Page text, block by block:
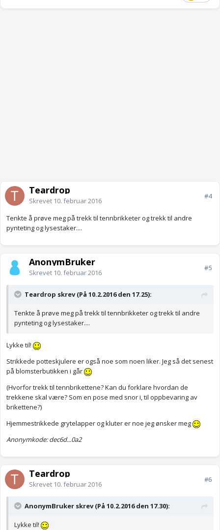
Teardrop
Skrevet 10. februar 2016
#4
Tenkte å prøve meg på trekk til tennbrikketer og trekk til andre
pynteting og lysestaker....
AnonymBruker
Skrevet 10. februar 2016
#5
Teardrop skrev (På 10.2.2016 den 17.25):
Tenkte å prøve meg på trekk til tennbrikketer og trekk til andre
pynteting og lysestaker....
Lykke til!
Strikkede potteskjulere er også noe som noen liker. Jeg så det senest
på blomsterbutikken i går
(Hvorfor trekk til tennbrikettene? Kan du forklare hvordan de
trekkene skal være? Som en pose med snor i, til oppbevaring av
brikettene?)
Hjemmestrikkede grytelapper og kluter er noe jeg ønsker meg
Anonymkode: dec6d...0a2
Teardrop
Skrevet 10. februar 2016
#6
AnonymBruker skrev (På 10.2.2016 den 17.30):
Lykke til!